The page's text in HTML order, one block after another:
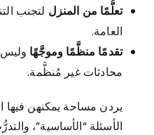
تعلُّمًا من المنزل لتجنب
العامة.
تقدمًا منظَّمًا وموجَّهًا وليس
محادثات غير مُنظَّمة.
يردن مساحة يمكنهن فيها
الأسئلة “الأساسية”،